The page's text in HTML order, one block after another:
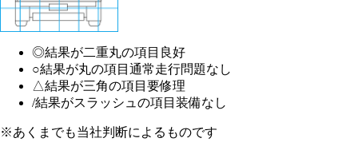
◎結果が二重丸の項目 良好
○結果が丸の項目 通常走行問題なし
△結果が三角の項目 要修理
/結果がスラッシュの項目 装備なし
※あくまでも当社判断によるものです